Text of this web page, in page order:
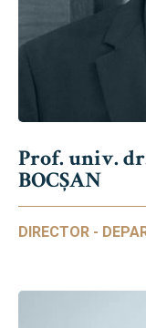
Prof. univ.
BOCȘAN
DIRECTOR -